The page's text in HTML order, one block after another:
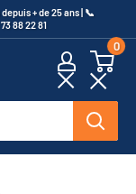
+ de 25 ans | 📞​
88 22 81
0